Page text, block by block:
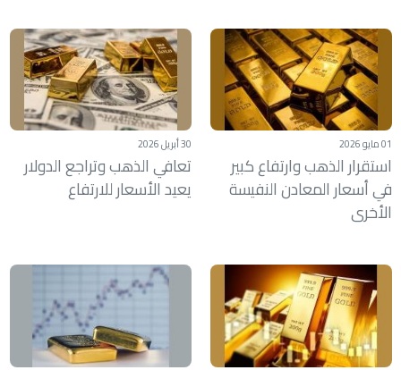
01 مايو 2026
استقرار الذهب وارتفاع كبير
في أسعار المعادن النفيسة
الأخرى
30 أبريل 2026
تعافي الذهب وتراجع الدولار
يعيد الأسعار للارتفاع